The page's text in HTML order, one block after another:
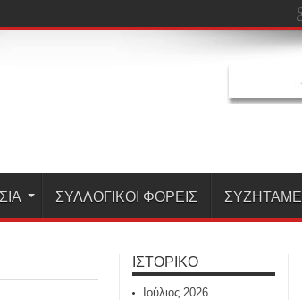
ΣΥΛΛΟΓΙΚΟΙ ΦΟΡΕΙΣ ΣΥΖΗΤΑΜΕ
ΙΣΤΟΡΙΚΌ
Ιούλιος 2026